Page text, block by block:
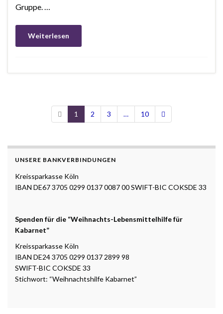
Gruppe. …
Weiterlesen
1 2 3 … 10
UNSERE BANKVERBINDUNGEN
Kreissparkasse Köln
IBAN DE67 3705 0299 0137 0087 00 SWIFT-BIC COKSDE 33
Spenden für die “Weihnachts-Lebensmittelhilfe für
Kabarnet”
Kreissparkasse Köln
IBAN DE24 3705 0299 0137 2899 98
SWIFT-BIC COKSDE 33
Stichwort: “Weihnachtshilfe Kabarnet”